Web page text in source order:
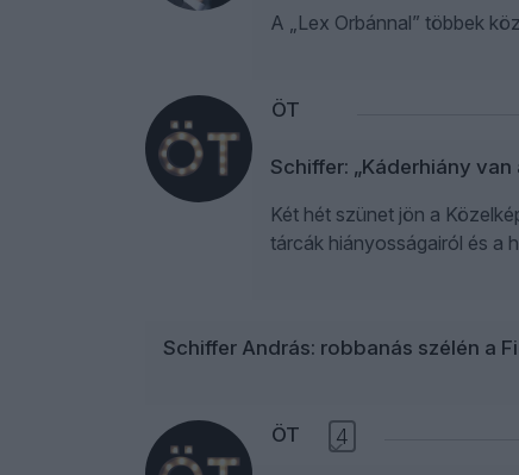
A „Lex Orbánnal” többek
ÖT
Schiffer: „Káderhiány van
Két hét szünet jön a
tárcák hiányosságairól és a
Schiffer András: robbanás szélén a
ÖT 4